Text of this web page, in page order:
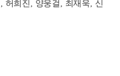
허희진 양웅걸 최재욱
신